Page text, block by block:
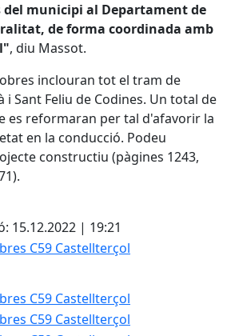
municipi al Departament de
de forma coordinada amb
, diu Massot.
inclouran tot el tram de
Sant Feliu de Codines. Un total de
es reformaran per tal d'afavorir la
en la conducció. Podeu
constructiu (pàgines 1243,
15.12.2022 | 19:21
C59 Castellterçol
C59 Castellterçol